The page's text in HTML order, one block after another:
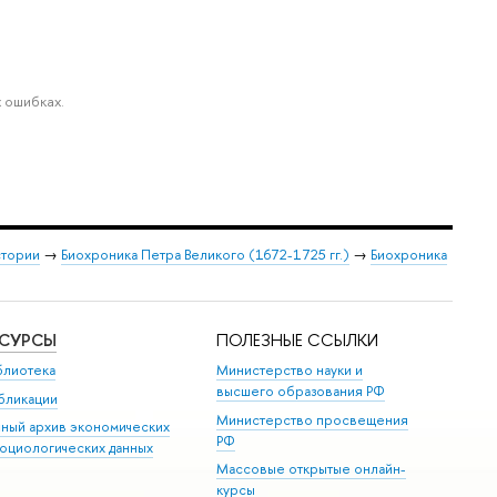
→ Биохроника Петра Великого (1672-1725 гг.) → Биохроника
архив экономических
данных
ПОЛЕЗНЫЕ ССЫЛКИ
Министерство науки и
высшего образования РФ
Министерство просвещения
РФ
Массовые открытые онлайн-
курсы